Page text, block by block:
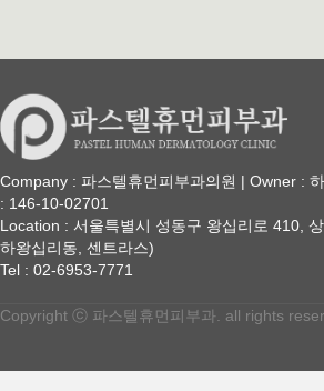
Company : 파스텔휴먼피부과의원 | Owner :
: 146-10-02701
Location : 서울특별시 성동구 왕십리로 410,
하왕십리동, 센트라스)
Tel : 02-6953-7771
Copyright ⓒ 파스텔휴먼피부과. all rights